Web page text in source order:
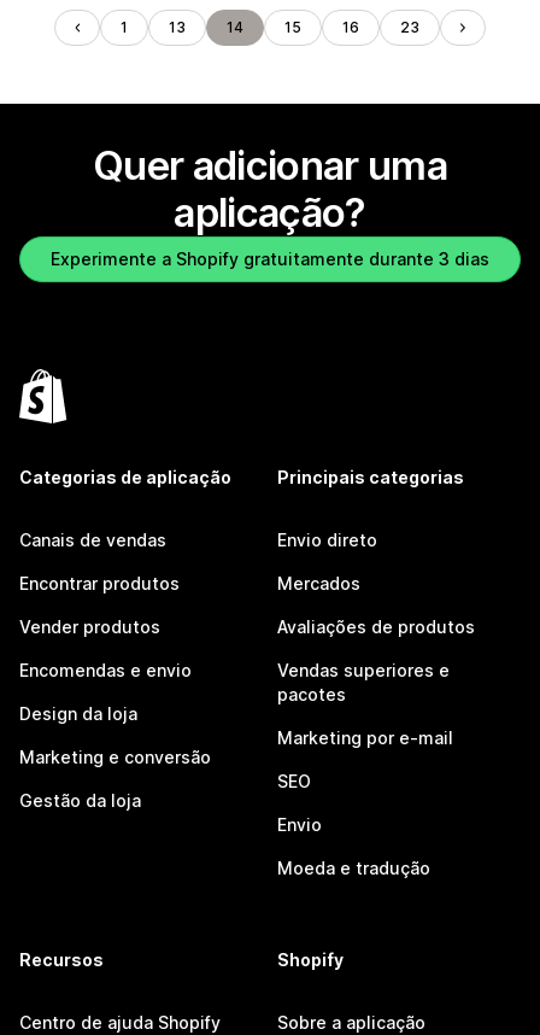
1 13 14 15 16 23
Quer adicionar uma
aplicação?
Experimente a Shopify gratuitamente durante 3 dias
Categorias de aplicação
Canais de vendas
Encontrar produtos
Vender produtos
Encomendas e envio
Design da loja
Marketing e conversão
Gestão da loja
Principais categorias
Envio direto
Mercados
Avaliações de produtos
Vendas superiores e
pacotes
Marketing por e-mail
SEO
Envio
Moeda e tradução
Recursos
Centro de ajuda Shopify
Shopify
Sobre a aplicação